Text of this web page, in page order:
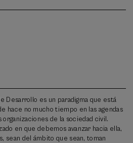
Desarrollo es un paradigma que está
hace no mucho tiempo en las agendas
organizaciones de la sociedad civil.
en que debemos avanzar hacia ella,
sean del ámbito que sean, toman